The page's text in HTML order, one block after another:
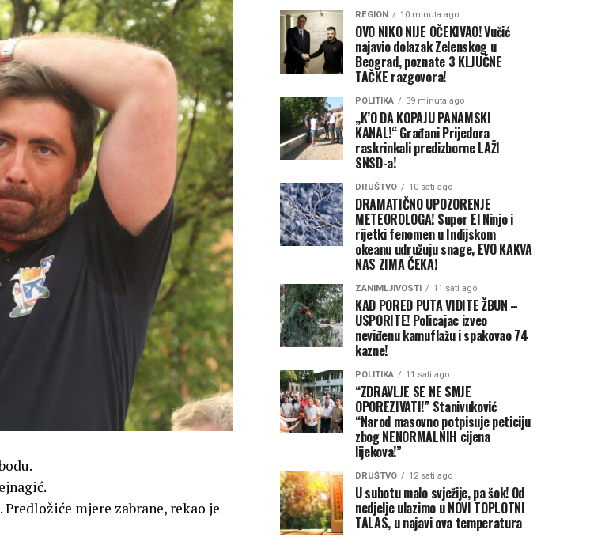
mjere zabrane, rekao je
REGION 10 minuta ago
OVO NIKO NIJE OČEKIVAO! Vučić
najavio dolazak Zelenskog u
Beograd, poznate 3 KLJUČNE
TAČKE razgovora!
POLITIKA 39 minuta ago
„K’O DA KOPAJU PANAMSKI
KANAL!“ Građani Prijedora
raskrinkali predizborne LAŽI
SNSD-a!
DRUŠTVO 10 sati ago
DRAMATIČNO UPOZORENJE
METEOROLOGA! Super El Ninjo i
rijetki fenomen u Indijskom
okeanu udružuju snage, EVO KAKVA
NAS ZIMA ČEKA!
ZANIMLJIVOSTI 11 sati ago
KAD PORED PUTA VIDITE ŽBUN –
USPORITE! Policajac izveo
neviđenu kamuflažu i spakovao 74
kazne!
POLITIKA 11 sati ago
“ZDRAVLJE SE NE SMJE
OPOREZIVATI!” Stanivuković
“Narod masovno potpisuje peticiju
zbog NENORMALNIH cijena
lijekova!”
DRUŠTVO 12 sati ago
U subotu malo svježije, pa šok! Od
nedjelje ulazimo u NOVI TOPLOTNI
TALAS, u najavi ova temperatura